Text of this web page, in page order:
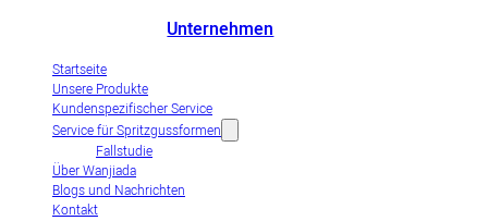
Unternehmen
Startseite
Unsere Produkte
Kundenspezifischer Service
Service für Spritzgussformen
Fallstudie
Über Wanjiada
Blogs und Nachrichten
Kontakt